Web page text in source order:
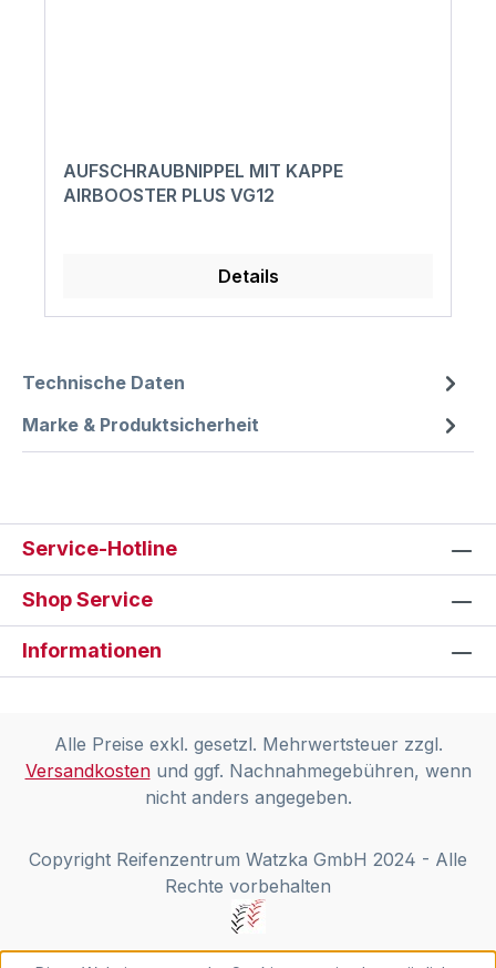
AUFSCHRAUBNIPPEL MIT KAPPE
AIRBOOSTER PLUS VG12
Details
Technische Daten
Marke & Produktsicherheit
Service-Hotline
Shop Service
Informationen
Alle Preise exkl. gesetzl. Mehrwertsteuer zzgl.
Versandkostenund ggf. Nachnahmegebühren, wenn
nicht anders angegeben.
Copyright Reifenzentrum Watzka GmbH 2024 - Alle
Rechte vorbehalten